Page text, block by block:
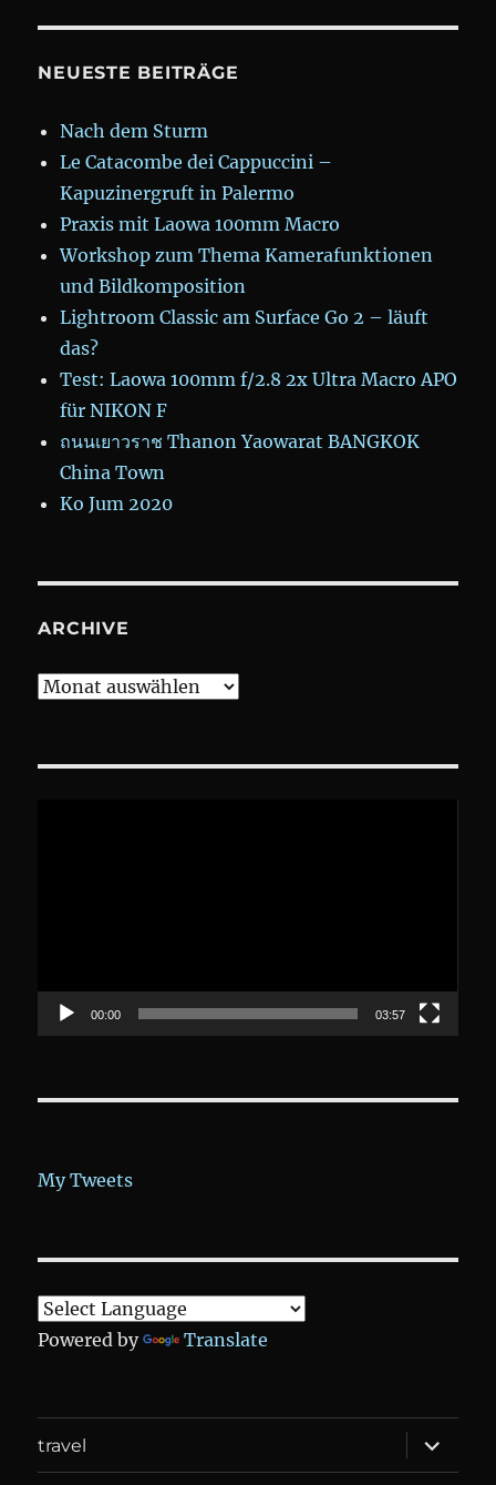
NEUESTE BEITRÄGE
Nach dem Sturm
Le Catacombe dei Cappuccini –
Kapuzinergruft in Palermo
Praxis mit Laowa 100mm Macro
Workshop zum Thema Kamerafunktionen
und Bildkomposition
Lightroom Classic am Surface Go 2 – läuft
das?
Test: Laowa 100mm f/2.8 2x Ultra Macro APO
für NIKON F
ถนนเยาวราช Thanon Yaowarat BANGKOK
China Town
Ko Jum 2020
ARCHIVE
Archive
00:00 03:57
My Tweets
Powered by Translate
travel
expand
child
menu